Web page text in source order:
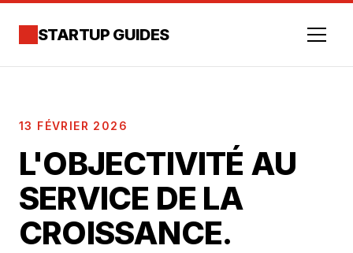
STARTUP GUIDES
Méthodologie
Archives
13 FÉVRIER 2026
L'OBJECTIVITÉ AU
SERVICE DE LA
CROISSANCE.